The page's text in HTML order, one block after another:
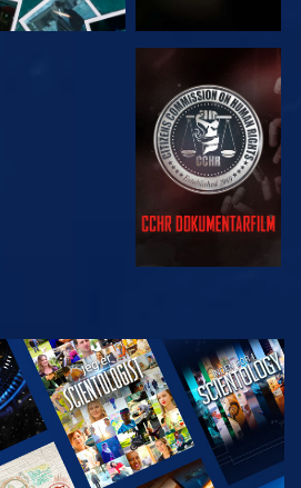
SE
UDFORSK
SERIEN